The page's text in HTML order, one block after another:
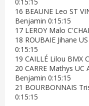
16 BEAUNE Leo ST
Benjamin 0:15:15
17 LEROY Malo
18 ROUBAIE Jihane
0:15:15
19 CAILLÉ Lilou BMX
20 CARRE Mathys UC
Benjamin 0:15:15
21 BOURBONNAIS
0:15:15